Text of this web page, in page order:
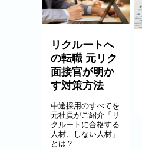
リクルートへ
の転職 元リク
面接官が明か
す対策方法
中途採用のすべてを
元社員がご紹介「リ
クルートに合格する
人材、しない人材」
とは？